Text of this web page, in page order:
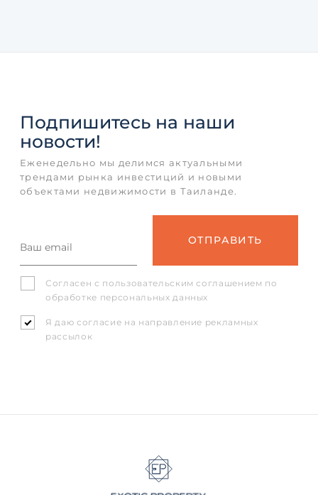
Подпишитесь на наши
новости!
Еженедельно мы делимся актуальными
трендами рынка инвестиций и новыми
объектами недвижимости в Таиланде.
Согласен с пользовательским соглашением по
обработке персональных данных
Я даю согласие на направление рекламных
рассылок